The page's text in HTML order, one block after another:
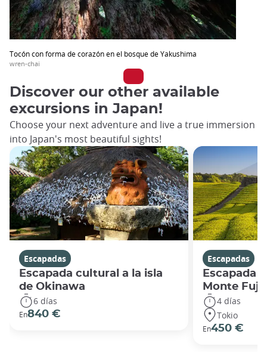
Tocón con forma de corazón en el bosque de Yakushima
wren-chai
Discover our other available
excursions in Japan!
Choose your next adventure and live a true immersion
into Japan's most beautiful sights!
Escapadas
Escapada cultural a la isla
de Okinawa
6 días
En840 €
Escapadas
Escapada
Monte Fuji
4 días
Tokio
En450 €